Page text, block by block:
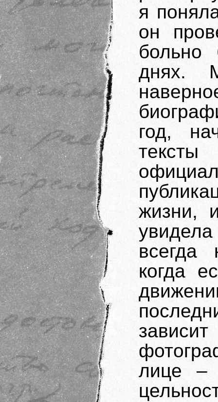
я
он
больно
днях.
год,
тексты
жизни,
всегда
когда
лице –